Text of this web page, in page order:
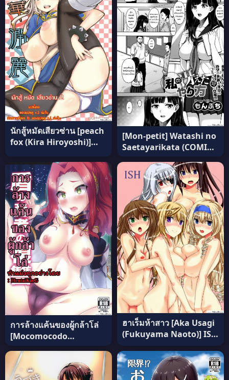
นักสู้หมัดเสียวซ่าน [peach
fox (Kira Hiroyoshi)]
แปลไทย
[Mon-petit] Watashi no
Saetayarikata (COMIC
Megastore Alpha 2016-
08) แปลไทย
การล้างแค้นของผู้กล้าโล่
[Mocomocodo
(Nukunuku Batten)]
Tate no Yuusha no
Fukushuu แปลไทย
ฮาเร็มห้าสาว [Aka Usagi
(Fukuyama Naoto)] ISH
(IS Infinite Stratos )
ภาค 1 (อ่านฟรี)